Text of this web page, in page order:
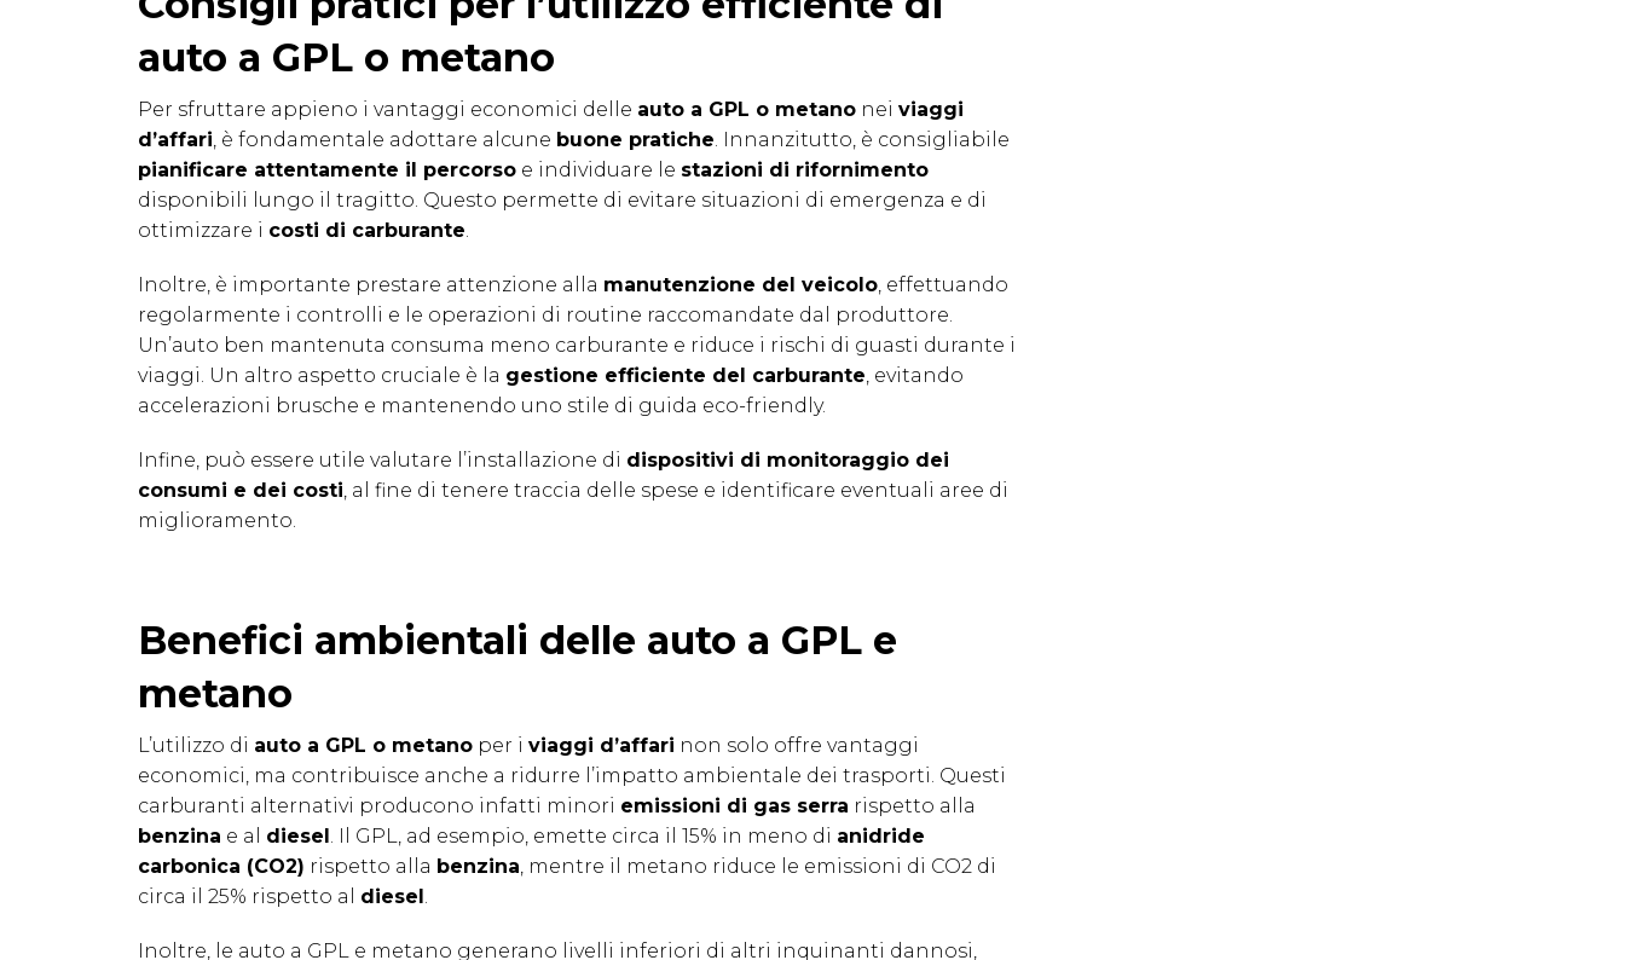
auto a GPL o metano
Per sfruttare appieno i vantaggi economici delle auto a GPL o metano nei viaggi
d’affari, è fondamentale adottare alcune buone pratiche. Innanzitutto, è consigliabile
pianificare attentamente il percorso e individuare le stazioni di rifornimento
disponibili lungo il tragitto. Questo permette di evitare situazioni di emergenza e di
ottimizzare i costi di carburante.
Inoltre, è importante prestare attenzione alla manutenzione del veicolo, effettuando
regolarmente i controlli e le operazioni di routine raccomandate dal produttore.
Un’auto ben mantenuta consuma meno carburante e riduce i rischi di guasti durante i
viaggi. Un altro aspetto cruciale è la gestione efficiente del carburante, evitando
accelerazioni brusche e mantenendo uno stile di guida eco-friendly.
Infine, può essere utile valutare l’installazione di dispositivi di monitoraggio dei
consumi e dei costi, al fine di tenere traccia delle spese e identificare eventuali aree di
miglioramento.
Benefici ambientali delle auto a GPL e
metano
L’utilizzo di auto a GPL o metano per i viaggi d’affari non solo offre vantaggi
economici, ma contribuisce anche a ridurre l’impatto ambientale dei trasporti. Questi
carburanti alternativi producono infatti minori emissioni di gas serra rispetto alla
benzina e al diesel. Il GPL, ad esempio, emette circa il 15% in meno di anidride
carbonica (CO2) rispetto alla benzina, mentre il metano riduce le emissioni di CO2 di
circa il 25% rispetto al diesel.
Inoltre, le auto a GPL e metano generano livelli inferiori di altri inquinanti dannosi,